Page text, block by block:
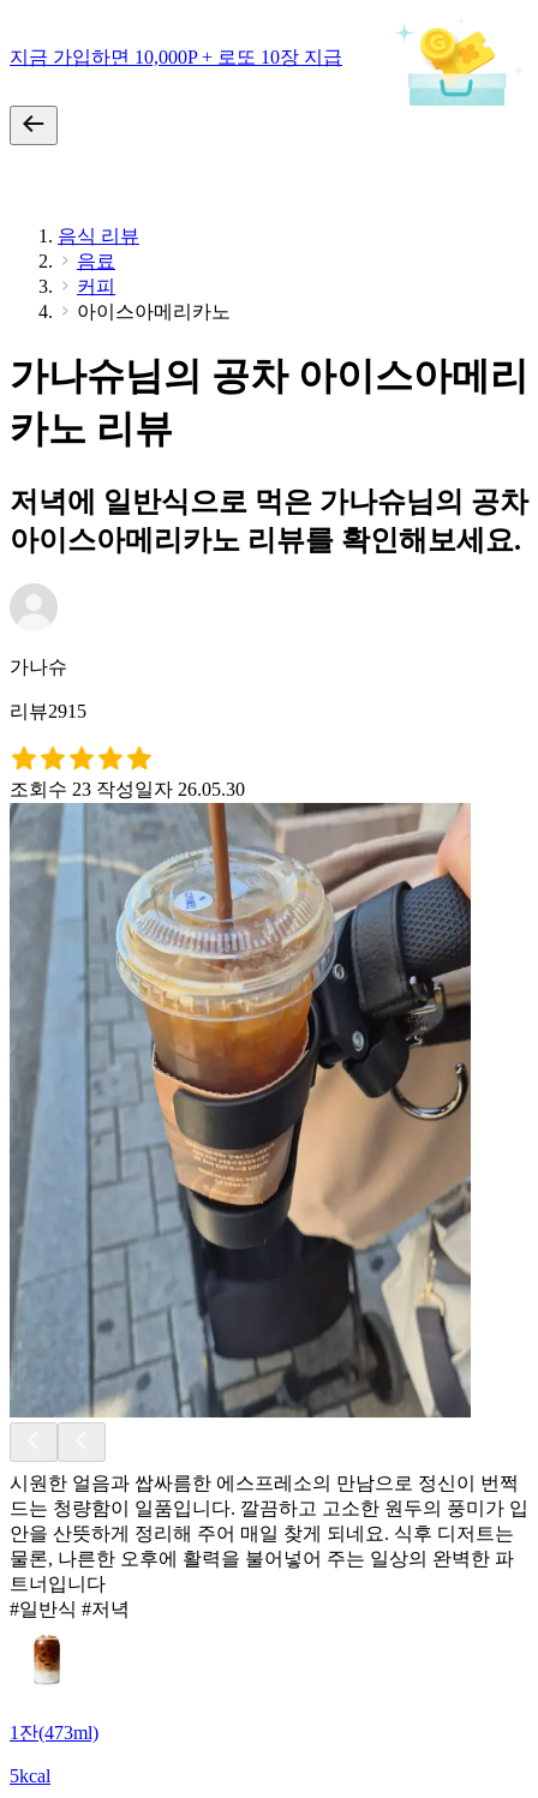
지금 가입하면 10,000P + 로또 10장 지급
음식 리뷰
음료
커피
아이스아메리카노
가나슈님의 공차 아이스아메리
카노 리뷰
저녁에 일반식으로 먹은 가나슈님의 공차
아이스아메리카노 리뷰를 확인해보세요.
가나슈
리뷰2915
조회수 23 작성일자 26.05.30
시원한 얼음과 쌉싸름한 에스프레소의 만남으로 정신이 번쩍
드는 청량함이 일품입니다. 깔끔하고 고소한 원두의 풍미가 입
안을 산뜻하게 정리해 주어 매일 찾게 되네요. 식후 디저트는
물론, 나른한 오후에 활력을 불어넣어 주는 일상의 완벽한 파
트너입니다
#일반식 #저녁
1잔(473ml)
5kcal